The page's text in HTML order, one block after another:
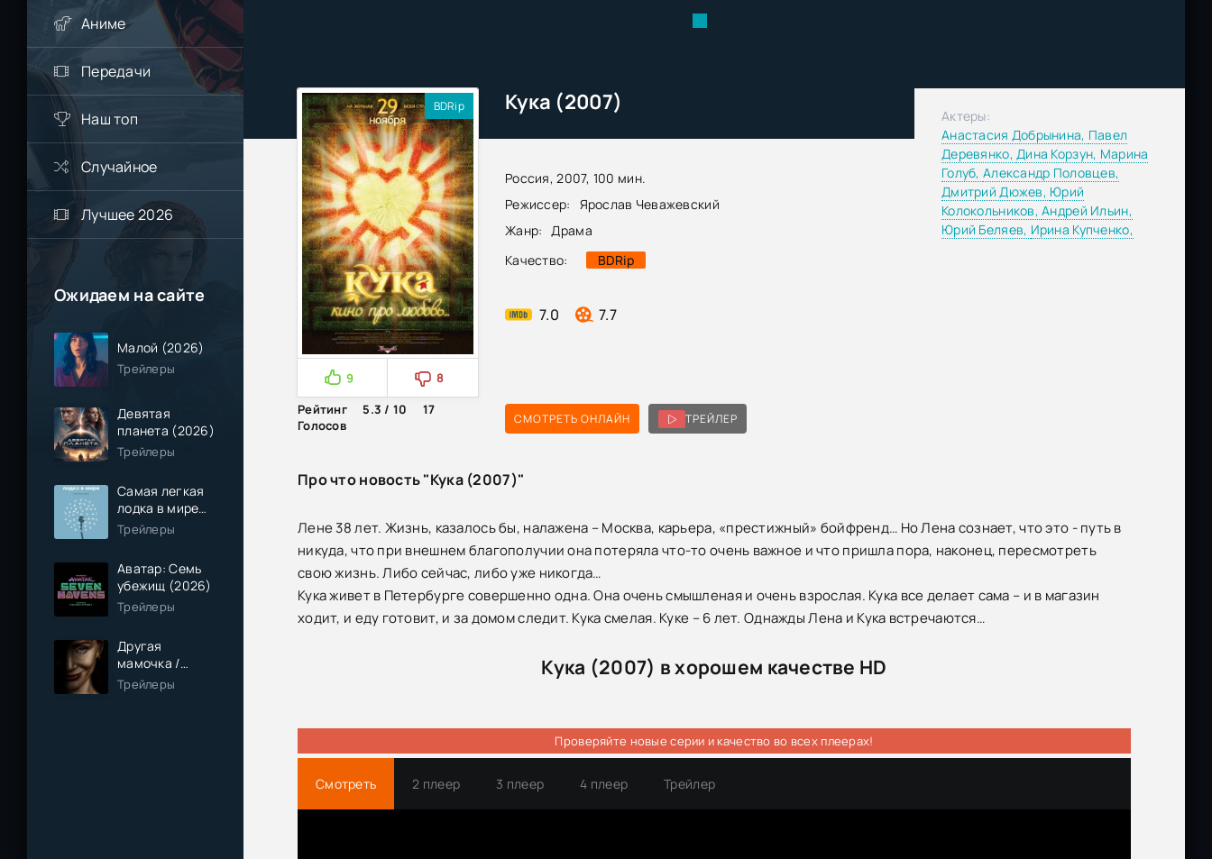
Аниме
Передачи
Наш топ
Случайное
Лучшее 2026
Ожидаем на сайте
Малой (2026)
Трейлеры
Девятая
планета (2026)
Трейлеры
Самая легкая
лодка в мире
(2026)
Трейлеры
Аватар: Семь
убежищ (2026)
Трейлеры
Другая
мамочка /
Чужая мама
(2026)
Трейлеры
Кука (2007)
Россия, 2007, 100 мин.
Режиссер:
Ярослав Чеважевский
Жанр:
Драма
Качество:
BDRip
7.0 7.7
BDRip
9
8
Рейтинг
5.3 / 10
17
Голосов
СМОТРЕТЬ ОНЛАЙН ТРЕЙЛЕР
Актеры:
Анастасия Добрынина, Павел
Деревянко,Дина Корзун, Марина
Голуб, Александр Половцев,
Дмитрий Дюжев, Юрий
Колокольников,Андрей Ильин,
Юрий Беляев, Ирина Купченко,
Про что новость "Кука (2007)"
Лене 38 лет. Жизнь, казалось бы, налажена – Москва, карьера, «престижный» бойфренд… Но Лена сознает, что это - путь в
никуда, что при внешнем благополучии она потеряла что-то очень важное и что пришла пора, наконец, пересмотреть
свою жизнь. Либо сейчас, либо уже никогда…
Кука живет в Петербурге совершенно одна. Она очень смышленая и очень взрослая. Кука все делает сама – и в магазин
ходит, и еду готовит, и за домом следит. Кука смелая. Куке – 6 лет. Однажды Лена и Кука встречаются…
Кука (2007) в хорошем качестве HD
Проверяйте новые серии и качество во всех плеерах!
Смотреть 2 плеер 3 плеер 4 плеер Трейлер